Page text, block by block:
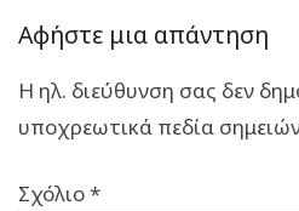
Αφήστε μια απάντηση
Η ηλ. διεύθυνση σας δεν
υποχρεωτικά πεδία
Σχόλιο*